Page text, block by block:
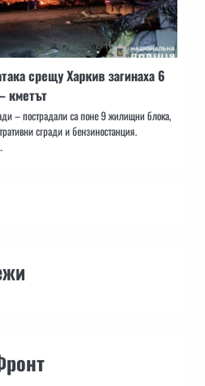
срещу Харкив загинаха 6
кметът
– пострадали са поне 9 жилищни блока,
сгради и бензиностанция.